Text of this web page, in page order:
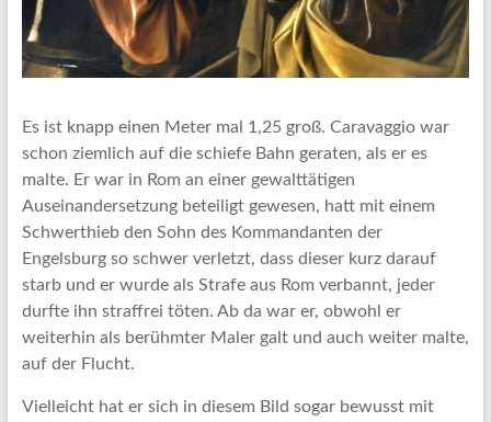
Es ist knapp einen Meter mal 1,25 groß. Caravaggio war
schon ziemlich auf die schiefe Bahn geraten, als er es
malte. Er war in Rom an einer gewalttätigen
Auseinandersetzung beteiligt gewesen, hatt mit einem
Schwerthieb den Sohn des Kommandanten der
Engelsburg so schwer verletzt, dass dieser kurz darauf
starb und er wurde als Strafe aus Rom verbannt, jeder
durfte ihn straffrei töten. Ab da war er, obwohl er
weiterhin als berühmter Maler galt und auch weiter malte,
auf der Flucht.
Vielleicht hat er sich in diesem Bild sogar bewusst mit